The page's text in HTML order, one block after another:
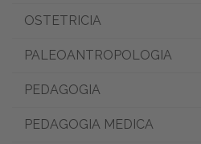
OSTETRICIA
PALEOANTROPOLOGIA
PEDAGOGIA
PEDAGOGIA MEDICA